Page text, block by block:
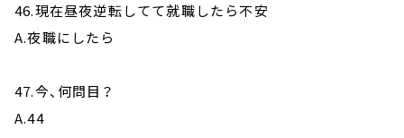
46.現在昼夜逆転してて就職したら不安
A.夜職にしたら
47.今、何問目？
A.44